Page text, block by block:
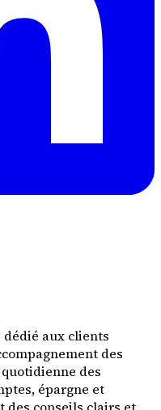
aux clients
des
des
épargne et